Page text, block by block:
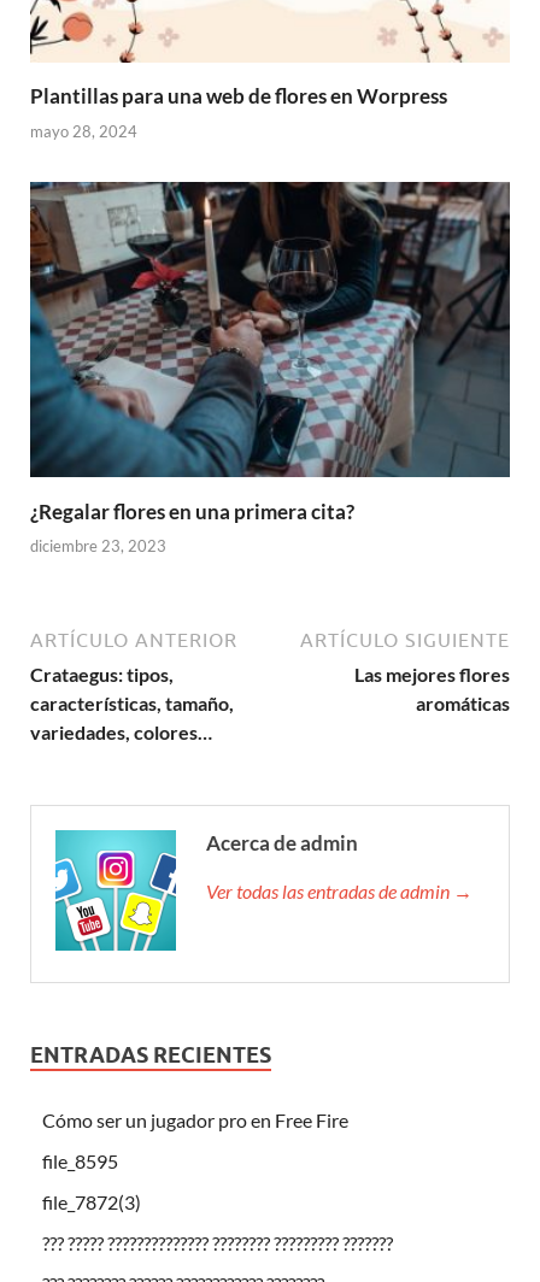
Plantillas para una web de flores en Worpress
mayo 28, 2024
¿Regalar flores en una primera cita?
diciembre 23, 2023
ARTÍCULO ANTERIOR
Crataegus: tipos,
características, tamaño,
variedades, colores…
ARTÍCULO SIGUIENTE
Las mejores flores
aromáticas
Acerca de admin
Ver todas las entradas de admin →
ENTRADAS RECIENTES
Cómo ser un jugador pro en Free Fire
file_8595
file_7872(3)
??? ????? ?????????????? ???????? ????????? ???????